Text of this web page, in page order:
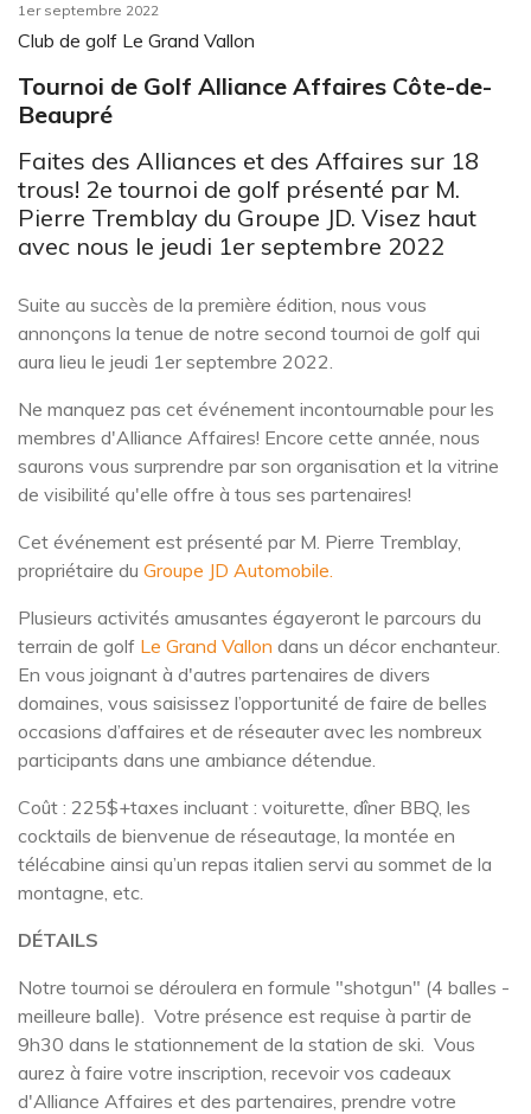
1er septembre 2022
Club de golf Le Grand Vallon
Tournoi de Golf Alliance Affaires Côte-de-
Beaupré
Faites des Alliances et des Affaires sur 18
trous! 2e tournoi de golf présenté par M.
Pierre Tremblay du Groupe JD. Visez haut
avec nous le jeudi 1er septembre 2022
Suite au succès de la première édition, nous vous
annonçons la tenue de notre second tournoi de golf qui
aura lieu le jeudi 1er septembre 2022.
Ne manquez pas cet événement incontournable pour les
membres d'Alliance Affaires! Encore cette année, nous
saurons vous surprendre par son organisation et la vitrine
de visibilité qu'elle offre à tous ses partenaires!
Cet événement est présenté par M. Pierre Tremblay,
propriétaire du Groupe JD Automobile.
Plusieurs activités amusantes égayeront le parcours du
terrain de golf Le Grand Vallon dans un décor enchanteur.
En vous joignant à d'autres partenaires de divers
domaines, vous saisissez l’opportunité de faire de belles
occasions d’affaires et de réseauter avec les nombreux
participants dans une ambiance détendue.
Coût : 225$+taxes incluant : voiturette, dîner BBQ, les
cocktails de bienvenue de réseautage, la montée en
télécabine ainsi qu’un repas italien servi au sommet de la
montagne, etc.
DÉTAILS
Notre tournoi se déroulera en formule "shotgun" (4 balles -
meilleure balle). Votre présence est requise à partir de
9h30 dans le stationnement de la station de ski. Vous
aurez à faire votre inscription, recevoir vos cadeaux
d'Alliance Affaires et des partenaires, prendre votre